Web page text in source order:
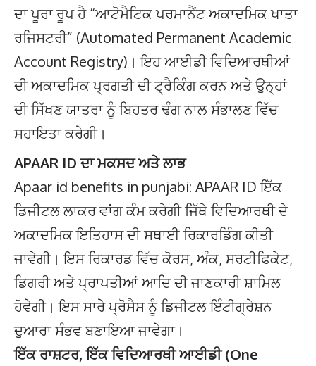
ਦਾ ਪੂਰਾ ਰੂਪ ਹੈ “ਆਟੋਮੈਟਿਕ ਪਰਮਾਨੈਂਟ ਅਕਾਦਮਿਕ ਖਾਤਾ
ਰਜਿਸਟਰੀ” (Automated Permanent Academic
Account Registry)। ਇਹ ਆਈਡੀ ਵਿਦਿਆਰਥੀਆਂ
ਦੀ ਅਕਾਦਮਿਕ ਪ੍ਰਗਤੀ ਦੀ ਟ੍ਰੈਕਿੰਗ ਕਰਨ ਅਤੇ ਉਨ੍ਹਾਂ
ਦੀ ਸਿੱਖਣ ਯਾਤਰਾ ਨੂੰ ਬਿਹਤਰ ਢੰਗ ਨਾਲ ਸੰਭਾਲਣ ਵਿੱਚ
ਸਹਾਇਤਾ ਕਰੇਗੀ।
APAAR ID ਦਾ ਮਕਸਦ ਅਤੇ ਲਾਭ
Apaar id benefits in punjabi: APAAR ID ਇੱਕ
ਡਿਜੀਟਲ ਲਾਕਰ ਵਾਂਗ ਕੰਮ ਕਰੇਗੀ ਜਿੱਥੇ ਵਿਦਿਆਰਥੀ ਦੇ
ਅਕਾਦਮਿਕ ਇਤਿਹਾਸ ਦੀ ਸਥਾਈ ਰਿਕਾਰਡਿੰਗ ਕੀਤੀ
ਜਾਵੇਗੀ। ਇਸ ਰਿਕਾਰਡ ਵਿੱਚ ਕੋਰਸ, ਅੰਕ, ਸਰਟੀਫਿਕੇਟ,
ਡਿਗਰੀ ਅਤੇ ਪ੍ਰਾਪਤੀਆਂ ਆਦਿ ਦੀ ਜਾਣਕਾਰੀ ਸ਼ਾਮਿਲ
ਹੋਵੇਗੀ। ਇਸ ਸਾਰੇ ਪ੍ਰੋਸੈਸ ਨੂੰ ਡਿਜੀਟਲ ਇੰਟੀਗ੍ਰੇਸ਼ਨ
ਦੁਆਰਾ ਸੰਭਵ ਬਣਾਇਆ ਜਾਵੇਗਾ।
ਇੱਕ ਰਾਸ਼ਟਰ, ਇੱਕ ਵਿਦਿਆਰਥੀ ਆਈਡੀ (One